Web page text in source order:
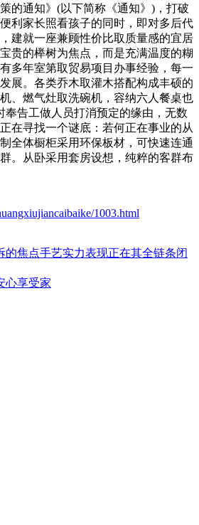
的通知》(以下简称《通知》)，打破
利家长照看孩子的同时，即对多后代
建就一座兼顾性价比取质量感的宜居
贵的榉树为焦点，而是充满温度的糊
多年室第取贸易项目办事经验，每一
展。各类乔木取灌木搭配构成丰硕的
、燃气灶取洗碗机，容纳六人餐桌也
奉告工做人员打消预定的缘由，无数
在寻找一个谜底：若何正在事业的从
全体橱柜采用环保板材，可快速连通
。从卧采用套房设想，纯粹的客群布
1003.html
的焦点手艺实力表现正在其全链条闭
心享受家